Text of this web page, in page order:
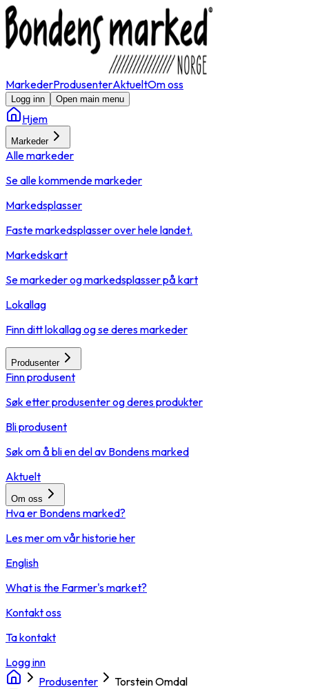
MarkederProdusenterAktueltOm oss
Logg inn Open main menu
Hjem
Markeder
Alle markeder
Se alle kommende markeder
Markedsplasser
Faste markedsplasser over hele landet.
Markedskart
Se markeder og markedsplasser på kart
Lokallag
Finn ditt lokallag og se deres markeder
Produsenter
Finn produsent
Søk etter produsenter og deres produkter
Bli produsent
Søk om å bli en del av Bondens marked
Aktuelt
Om oss
Hva er Bondens marked?
Les mer om vår historie her
English
What is the Farmer's market?
Kontakt oss
Ta kontakt
Logg inn
Produsenter
Torstein Omdal